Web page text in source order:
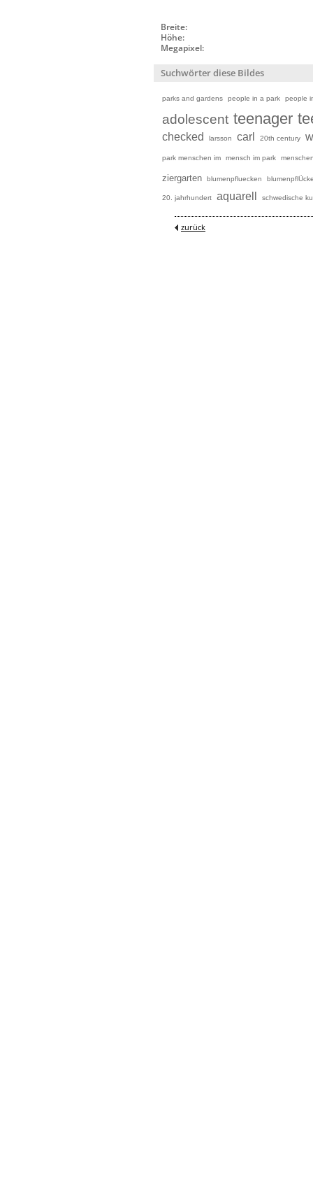
Breite:
Höhe:
Megapixel:
Suchwörter diese Bildes
parks and gardens people in a park people
adolescent teenager
checked larsson carl 20th century
park menschen im mensch im park
ziergarten blumenpfluecken
20. jahrhundert aquarell schwedische
zurück